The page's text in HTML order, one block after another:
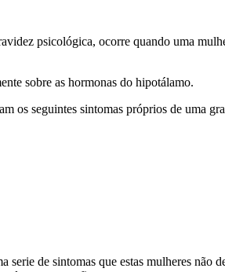
psicológica, ocorre quando uma
sobre as hormonas do hipotálamo.
os seguintes sintomas próprios de uma
serie de sintomas que estas mulheres